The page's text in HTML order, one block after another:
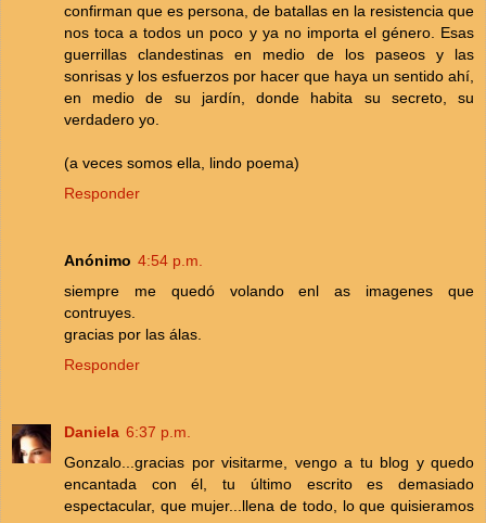
confirman que es persona, de batallas en la resistencia que
nos toca a todos un poco y ya no importa el género. Esas
guerrillas clandestinas en medio de los paseos y las
sonrisas y los esfuerzos por hacer que haya un sentido ahí,
en medio de su jardín, donde habita su secreto, su
verdadero yo.
(a veces somos ella, lindo poema)
Responder
Anónimo 4:54 p.m.
siempre me quedó volando enl as imagenes que
contruyes.
gracias por las álas.
Responder
Daniela 6:37 p.m.
Gonzalo...gracias por visitarme, vengo a tu blog y quedo
encantada con él, tu último escrito es demasiado
espectacular, que mujer...llena de todo, lo que quisieramos